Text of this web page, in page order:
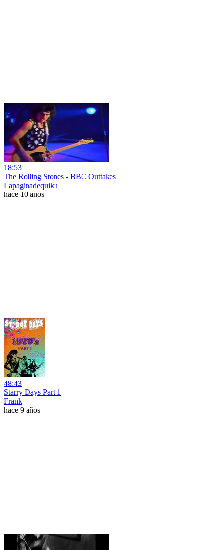
18:53
The Rolling Stones - BBC Outtakes
Lapaginadequiku
hace 10 años
48:43
Starry Days Part 1
Frank
hace 9 años